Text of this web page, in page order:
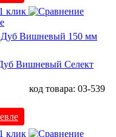
клик
Вишневый Селект
код товара: 03-539
клик